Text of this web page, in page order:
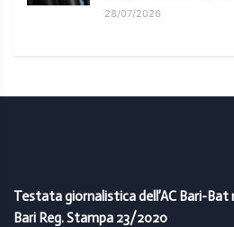
28/07/2026
Testata giornalistica dell’AC Bari-
Bari Reg. Stampa 23/2020